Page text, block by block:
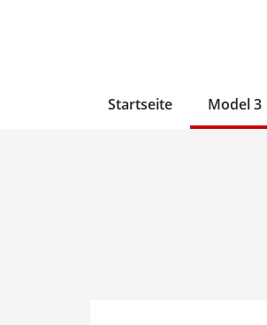
Startseite Model 3